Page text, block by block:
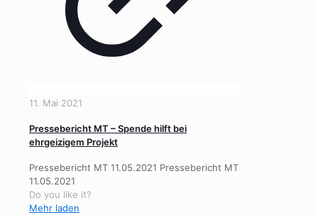
11. Mai 2021
Pressebericht MT – Spende hilft bei
ehrgeizigem Projekt
Pressebericht MT 11.05.2021 Pressebericht MT
11.05.2021
Do you like it?
Mehr laden